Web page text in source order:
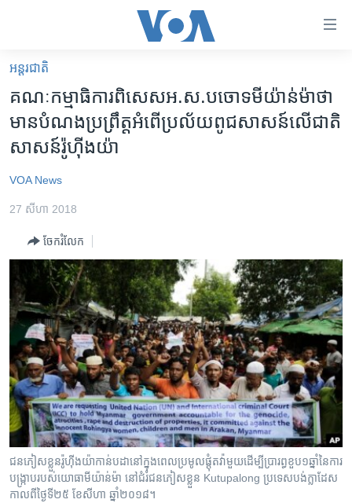
គេហទំព័រ​
ទាក់ទង
និង​
ចូល​
ទំព័រ​
ព័ត៌មាន​​
រំលង​
ចូល​
ទៅ​
ទំព័រ​
រចនា
សម្ព័ន្ធ​
រំលង​
និង​
ចូល​
ទៅ​
កាន់​
ទំព័រ​
អន្តរជាតិ
ព្រឹត្តិការណ៍ព័ត៌មាន
ទូរទស្សន៍ / វីដេអូ​
វិទ្យុ / ផតខាសថ៍
កម្មវិធីទាំងអស់
Khmer English
បណ្តាញ​សង្គម
ភាសា
អន្តរជាតិ
គណៈកម្មាធិការ​ពិសេស​អ.ស.ប​ចោទ​មីយ៉ាន់ម៉ា​ថា​
មាន​បំណង​ប្រព្រឹត្ត​អំពើ​ប្រល័យ​ពូជសាសន៍​លើ​ជាតិ​
សាសន៍​រ៉ូហ៊ីងយ៉ា
VOA News
27 សីហា 2018
ចែករំលែក
ជន​ភៀស​ខ្លួន​រ៉ូហ៊ីងយ៉ា​កាន់​បដា​នៅ​ក្នុង​ពេល​ប្រមូល​ផ្តុំ​តវ៉ា​មួយ​ដើម្បី​ប្រារព្ធ​ខួប​១ឆ្នាំ​នៃ​ការ​
បង្ក្រាប​របស់​យោធា​មីយ៉ាន់ម៉ា​ នៅ​ជំរំ​ជន​ភៀស​ខ្លួន Kutupalong ប្រទេស​បង់ក្លាដែស
កាលពី​ថ្ងៃទី២៥ ខែសីហា ឆ្នាំ២០១៨។